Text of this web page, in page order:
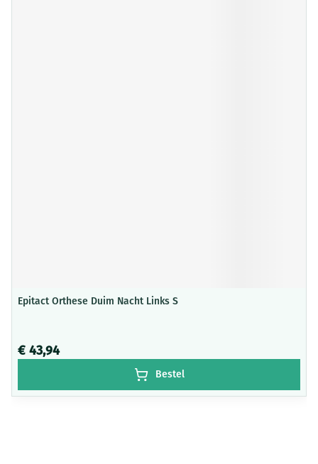
Epitact Orthese Duim Nacht Links S
€ 43,94
Bestel